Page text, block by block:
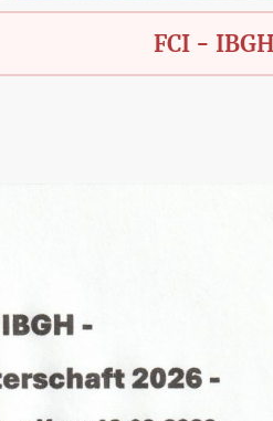
FCI - IBGH -